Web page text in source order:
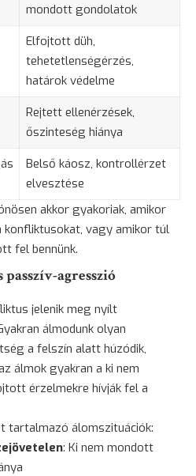
mondott gondolatok
Elfojtott düh,
tehetetlenségérzés,
határok védelme
Rejtett ellenérzések,
őszinteség hiánya
Belső káosz, kontrollérzet
elvesztése
akkor gyakoriak, amikor
konfliktusokat, vagy amikor túl
fel bennünk.
agresszió
jelenik meg nyílt
álmodunk olyan
a felszín alatt húzódik,
álmok gyakran a ki nem
érzelmekre hívják fel a
tartalmazó álomszituációk:
: Ki nem mondott